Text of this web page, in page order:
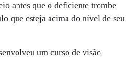
antes que o deficiente trombe
que esteja acima do nível de seu
um curso de visão